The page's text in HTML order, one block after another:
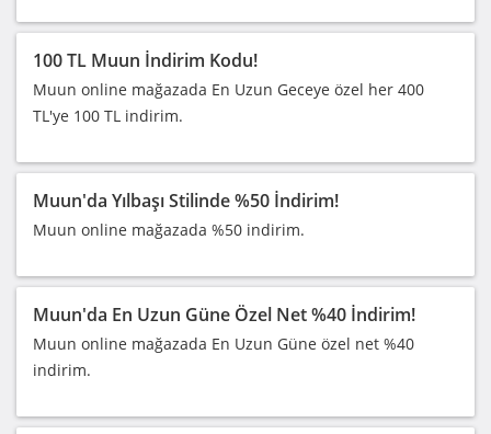
100 TL Muun İndirim Kodu!
Muun online mağazada En Uzun Geceye özel her 400
TL'ye 100 TL indirim.
Muun'da Yılbaşı Stilinde %50 İndirim!
Muun online mağazada %50 indirim.
Muun'da En Uzun Güne Özel Net %40 İndirim!
Muun online mağazada En Uzun Güne özel net %40
indirim.